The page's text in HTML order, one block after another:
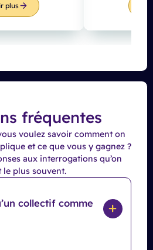
plus
fréquentes
voulez savoir comment on
et ce que vous y gagnez ?
aux interrogations qu’on
le plus souvent.
collectif comme